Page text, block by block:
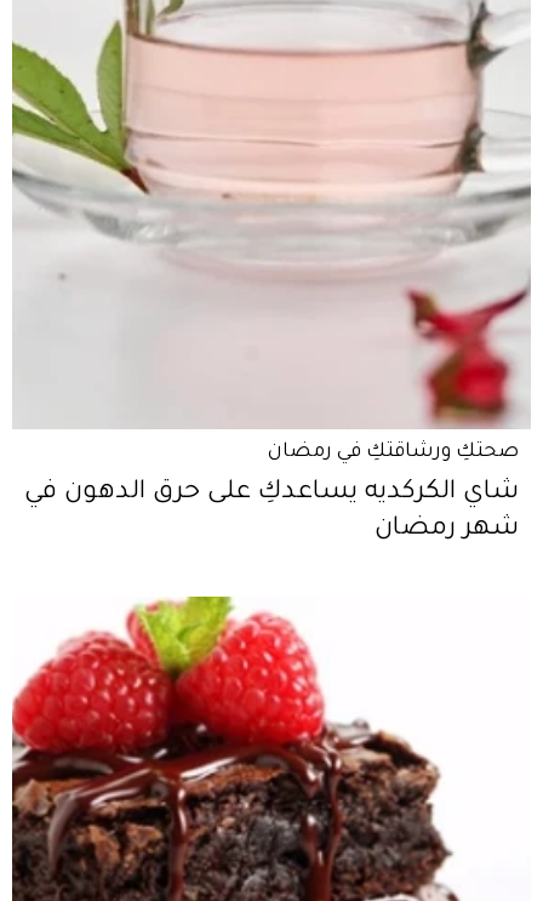
صحتكِ ورشاقتكِ في رمضان
شاي الكركديه يساعدكِ على حرق الدهون في
شهر رمضان